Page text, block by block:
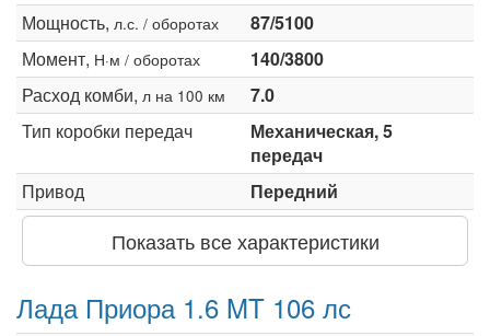
Мощность, л.с. / оборотах
87/5100
Момент, Н·м / оборотах
140/3800
Расход комби, л на 100 км
7.0
Тип коробки передач
Механическая, 5
передач
Привод
Передний
Показать все характеристики
Лада Приора 1.6 MT 106 лс